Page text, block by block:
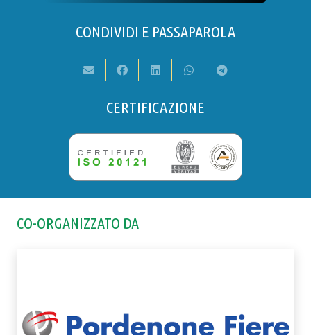
CONDIVIDI E PASSAPAROLA
CERTIFICAZIONE
CO-ORGANIZZATO DA